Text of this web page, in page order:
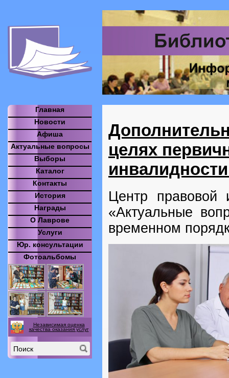
целях
Центр правовой
«Актуальные
временном
Главная
Новости
Афиша
Актуальные вопросы
Выборы
Каталог
Контакты
История
Награды
О Лаврове
Услуги
Юр. консультации
Фотоальбомы
Независимая оценка
качества оказания услуг